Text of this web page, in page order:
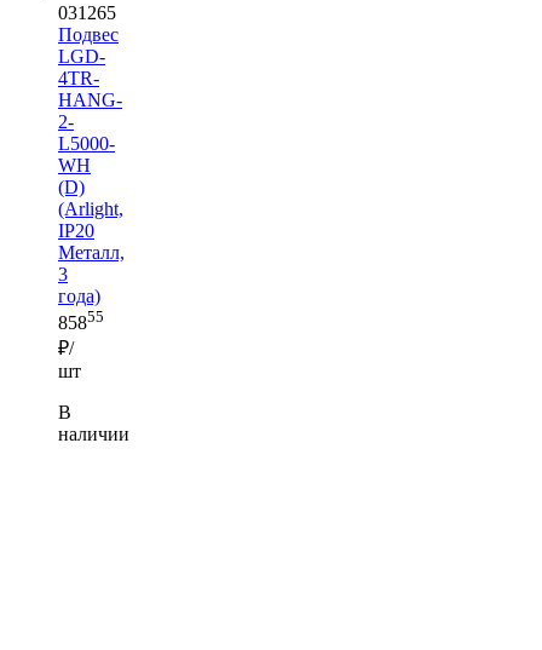
031265
Подвес
LGD-
4TR-
HANG-
2-
L5000-
WH
(D)
(Arlight,
IP20
Металл,
3
года)
85855
₽/
шт
В
наличии